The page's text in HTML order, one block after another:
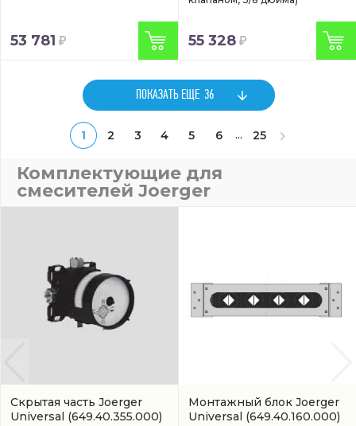
53 781 55 328
ПОКАЗАТЬ ЕЩЕ 36
1 2 3 4 5 6 ... 25
Комплектующие для
смесителей Joerger
Скрытая часть Joerger
Universal (649.40.355.000)
Монтажный блок Joerger
Universal (649.40.160.000)